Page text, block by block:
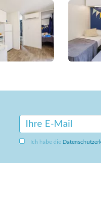
Ich habe die